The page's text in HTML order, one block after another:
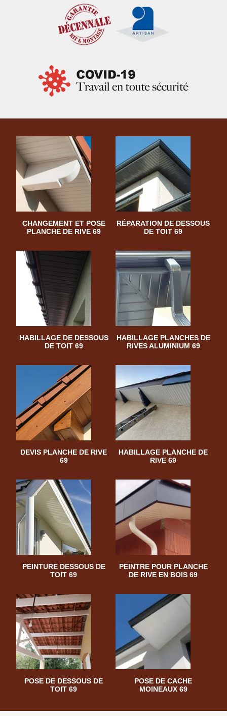
CHANGEMENT ET POSE
PLANCHE DE RIVE 69
RÉPARATION DE DESSOUS
DE TOIT 69
HABILLAGE DE DESSOUS
DE TOIT 69
HABILLAGE PLANCHES DE
RIVES ALUMINIUM 69
DEVIS PLANCHE DE RIVE
69
HABILLAGE PLANCHE DE
RIVE 69
PEINTURE DESSOUS DE
TOIT 69
PEINTRE POUR PLANCHE
DE RIVE EN BOIS 69
POSE DE DESSOUS DE
TOIT 69
POSE DE CACHE
MOINEAUX 69